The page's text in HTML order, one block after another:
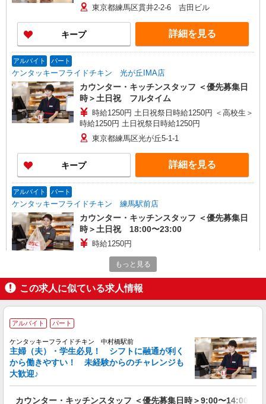
東京都練馬区貫井2-2-6 吉田ビル
キープ 詳細を見る
アルバイト パート
ケンタッキーフライドチキン 光が丘IMA店
カウンター・キッチンスタッフ ＜優先募集日
時＞土日祝 フルタイム
時給1250円 土日祝祭日時給1250円 ＜高校生＞
時給1250円 土日祝祭日時給1250円
東京都練馬区光が丘5-1-1
キープ 詳細を見る
アルバイト パート
ケンタッキーフライドチキン 練馬駅前店
カウンター・キッチンスタッフ ＜優先募集日
時＞土日祝 18:00〜23:00
時給1250円
東京都練馬区豊玉北5-19-13
キープ
ケンタッキーフライドチキン 江古田南口店
カウンター・キッチンスタッフ ＜優先募集日
時＞平日（月〜金） 18:00〜23:00
時給1250円
もっと見る
この求人に似ている求人情報
アルバイト パート
ケンタッキーフライドチキン 中村橋駅前
主婦（夫）・学生必見！ シフトに融通が利く
から働きやすい！ 未経験からのチャレンジも
大歓迎♪
カウンター・キッチンスタッフ ＜優先募集日時＞9:00〜14:00